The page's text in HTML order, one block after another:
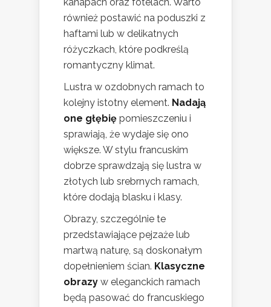
również postawić na poduszki z
haftami lub w delikatnych
różyczkach, które podkreślą
romantyczny klimat.
Lustra w ozdobnych ramach to
kolejny istotny element. Nadają
one głębię pomieszczeniu i
sprawiają, że wydaje się ono
większe. W stylu francuskim
dobrze sprawdzają się lustra w
złotych lub srebrnych ramach,
które dodają blasku i klasy.
Obrazy, szczególnie te
przedstawiające pejzaże lub
martwą naturę, są doskonałym
dopełnieniem ścian. Klasyczne
obrazy w eleganckich ramach
będą pasować do francuskiego